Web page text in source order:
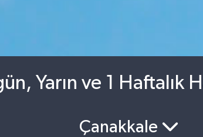
Yarın ve 1 Haftalık
Çanakkale